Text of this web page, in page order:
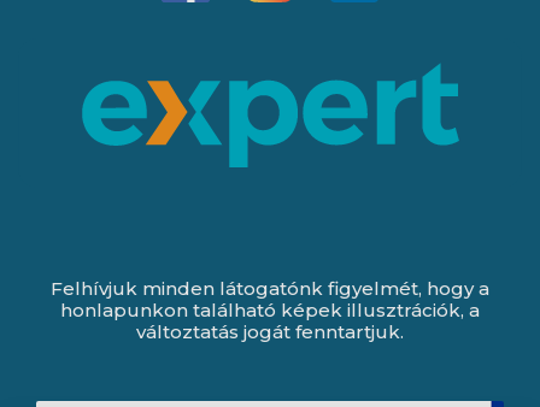
Felhívjuk minden látogatónk figyelmét, hogy a
honlapunkon található képek illusztrációk, a
változtatás jogát fenntartjuk.